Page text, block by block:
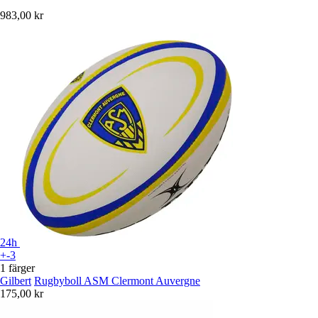
983,00 kr
24h
+-3
1 färger
Gilbert Rugbyboll ASM Clermont Auvergne
175,00 kr